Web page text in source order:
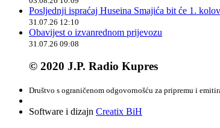
Posljednji ispraćaj Huseina Smajića bit će 1.
31.07.26 12:10
Obavijest o izvanrednom prijevozu
31.07.26 09:08
© 2020 J.P. Radio Kupres
Društvo s ograničenom odgovornošću za pripremu i
Software i dizajn Creatix BiH